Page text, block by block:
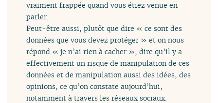
vraiment frappée quand vous étiez venue en
parler.
Peut-être aussi, plutôt que dire « ce sont des
données que vous devez protéger » et on nous
répond « je n’ai rien à cacher », dire qu’il y a
effectivement un risque de manipulation de ces
données et de manipulation aussi des idées, des
opinions, ce qu’on constate aujourd’hui,
notamment à travers les réseaux sociaux.